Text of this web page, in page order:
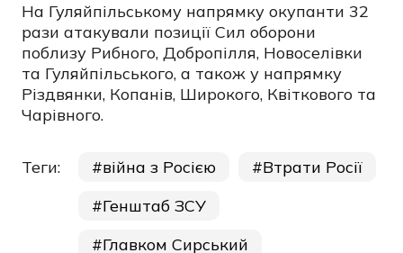
На Гуляйпільському напрямку окупанти 32
рази атакували позиції Сил оборони
поблизу Рибного, Добропілля, Новоселівки
та Гуляйпільського, а також у напрямку
Різдвянки, Копанів, Широкого, Квіткового та
Чарівного.
Теги: війна з Росією
Втрати Росії
Генштаб ЗСУ
Главком Сирський